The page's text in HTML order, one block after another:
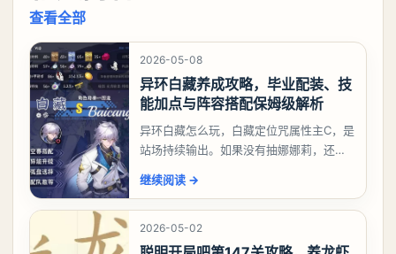
查看全部
2026-05-08
异环白藏养成攻略，毕业配装、技
能加点与阵容搭配保姆级解析
异环白藏怎么玩，白藏定位咒属性主C，是
站场持续输出。如果没有抽娜娜莉，还没
有娜娜莉缺另外一个二队C想打深渊也可以
考虑养个白藏
继续阅读 →
2026-05-02